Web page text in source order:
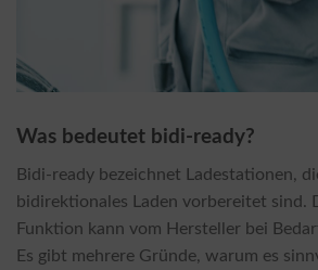
Was bedeutet bidi-ready?
Bidi-ready bezeichnet Ladestationen,
bidirektionales Laden vorbereitet sind.
Funktion kann vom Hersteller bei
Es gibt mehrere Gründe, warum es